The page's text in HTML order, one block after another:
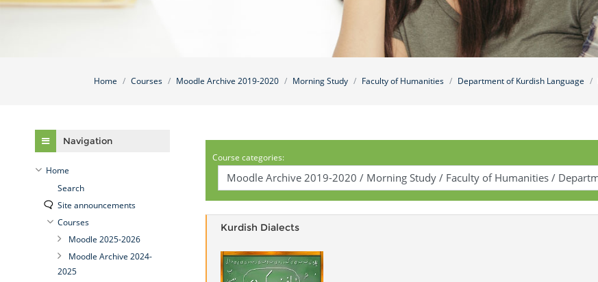
Home Courses Moodle Archive 2019-2020 Morning Study Faculty of Humanities Department of Kurdish Language
Course categories:
Kurdish Dialects
Navigation
Home
Search
Site announcements
Courses
Moodle 2025-2026
Moodle Archive 2024-
2025